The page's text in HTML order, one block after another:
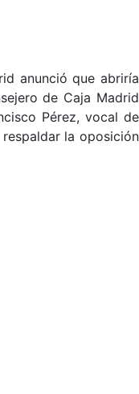
anunció que abriría
de Caja Madrid
Pérez, vocal de
la oposición